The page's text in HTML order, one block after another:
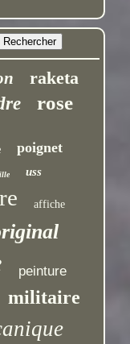
raketa
rose
poignet
uss
affiche
peinture
militaire